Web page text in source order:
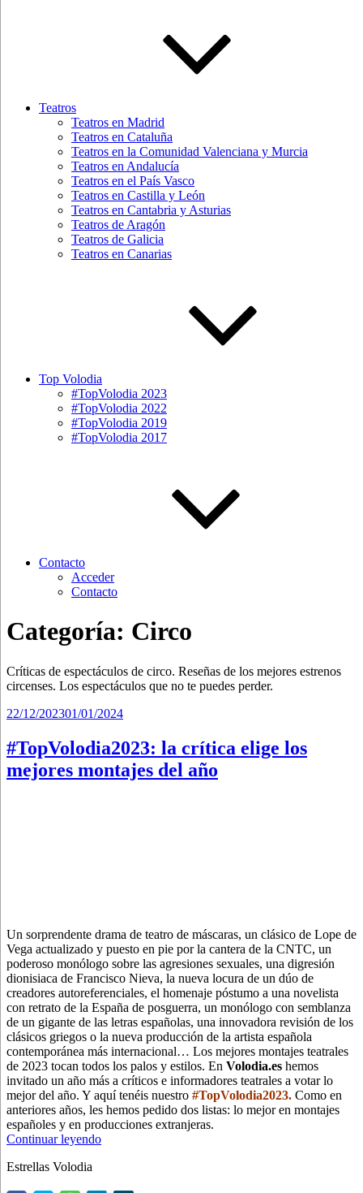
Teatros
Teatros en Madrid
Teatros en Cataluña
Teatros en la Comunidad Valenciana y Murcia
Teatros en Andalucía
Teatros en el País Vasco
Teatros en Castilla y León
Teatros en Cantabria y Asturias
Teatros de Aragón
Teatros de Galicia
Teatros en Canarias
Top Volodia
#TopVolodia 2023
#TopVolodia 2022
#TopVolodia 2019
#TopVolodia 2017
Contacto
Acceder
Contacto
Categoría: Circo
Críticas de espectáculos de circo. Reseñas de los mejores estrenos
circenses. Los espectáculos que no te puedes perder.
Publicado
22/12/202301/01/2024
#TopVolodia2023: la crítica elige los
mejores montajes del año
Un sorprendente drama de teatro de máscaras, un clásico de Lope de
Vega actualizado y puesto en pie por la cantera de la CNTC, un
poderoso monólogo sobre las agresiones sexuales, una digresión
dionisiaca de Francisco Nieva, la nueva locura de un dúo de
creadores autoreferenciales, el homenaje póstumo a una novelista
con retrato de la España de posguerra, un monólogo con semblanza
de un gigante de las letras españolas, una innovadora revisión de los
clásicos griegos o la nueva producción de la artista española
contemporánea más internacional… Los mejores montajes teatrales
de 2023 tocan todos los palos y estilos. En Volodia.es hemos
invitado un año más a críticos e informadores teatrales a votar lo
mejor del año. Y aquí tenéis nuestro #TopVolodia2023. Como en
anteriores años, les hemos pedido dos listas: lo mejor en montajes
españoles y en producciones extranjeras.
Continuar leyendo“#TopVolodia2023:
Estrellas Volodia